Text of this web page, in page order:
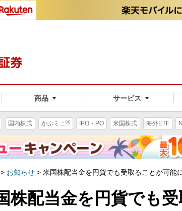
商品 サービス
国内株式 かぶミニ® IPO・PO 米国株式 海外ETF
> お知らせ > 米国株配当金を円貨でも受取ることが可能
株配当金を円貨でも